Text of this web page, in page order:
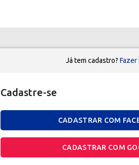
Já tem cadastro? Fazer
Cadastre-se
CADASTRAR COM
CADASTRAR COM